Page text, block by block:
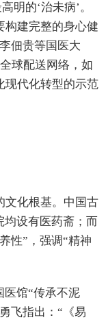
明的‘治未病’。
构建完整的身心健
佃贵等国医大
球配送网络，如
现代化转型的示范
文化根基。中国古
均设有医药斋；而
性”，强调“精神
医馆“传承不泥
飞指出：“《易